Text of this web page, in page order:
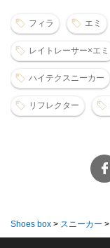
フィラ エミ
レイトレーサー×エミ
ハイテクスニーカー
リフレクター
Shoes box > スニーカー >